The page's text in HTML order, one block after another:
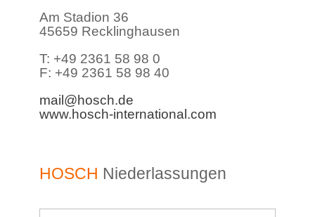
Am Stadion 36
45659 Recklinghausen
T: +49 2361 58 98 0
F: +49 2361 58 98 40
mail@hosch.de
www.hosch-international.com
HOSCH Niederlassungen